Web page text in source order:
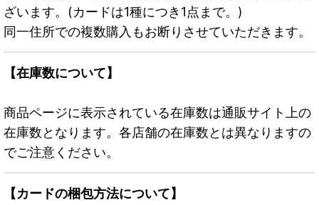
ざいます。(カードは1種につき1点まで。)
同一住所での複数購入もお断りさせていただきます。
【在庫数について】
商品ページに表示されている在庫数は通販サイト上の
在庫数となります。各店舗の在庫数とは異なりますの
でご注意ください。
【カードの梱包方法について】